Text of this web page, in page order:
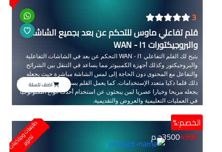
3
قلم تفاعلي ماوس للتحكم عن بعد بجميع الشاشات
والبروجيكتورات WAN - I1
يتيح لك القلم التفاعلي WAN - I1 التحكم عن بعد في الشاشات التفاعلية
والبروجيكتور وكذلك أجهزة الكمبيوتر مما يساعد في التنقل بين الشرائح
والتفاعل مع المحتوى دون الحاجة إلى لمس الشاشة مباشرة حيث يجعله
ذلك قلما ذكيا متعدد الإستخدامات. كما يعمل القلم بسرعة استجابة عالية مما
يجعله مريحا وخيارا عصريا لمن يبحثون عن استخدام أحدث أنواع التكنولوجيا
في العمليات التعليمية والعروض والتقديمية.
اضف للسلة
ط
ا
ب
ع
ا
ت
و
م
ا
ك
ي
ن
ا
ت
ت
ص
و
ي
ر
الخصم:%
4500
3500ج.م